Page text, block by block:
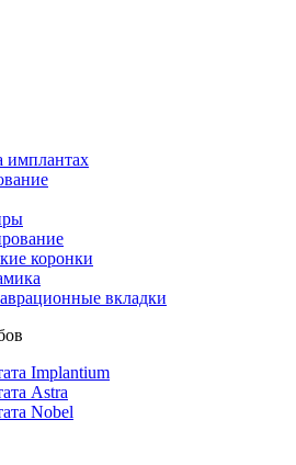
имплантах
коронки
вкладки
Implantium
Astra
Nobel